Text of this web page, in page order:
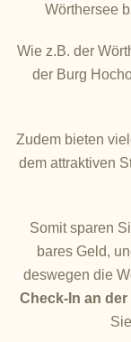
Wörthersee
Wie z.B. der
der Burg
Zudem bieten
dem attraktiven
Somit sparen
bares Geld,
deswegen die
Check-In an